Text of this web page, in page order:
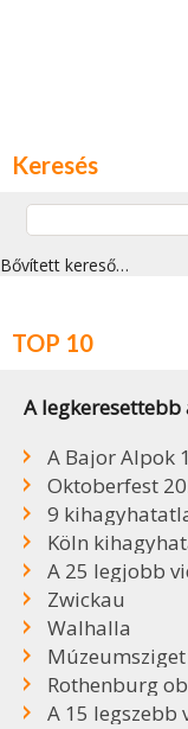
Keresés
Bővített kereső…
TOP 10
A
A Bajor Alpok
Oktoberfest 2025:
9 kihagyhatatlan
Köln
A 25 legjobb
Zwickau
Walhalla
Rothenburg
A 15 legszebb